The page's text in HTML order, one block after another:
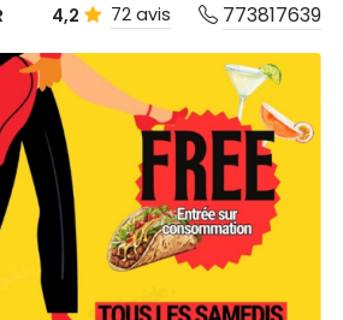
4,2 72 avis 773817639